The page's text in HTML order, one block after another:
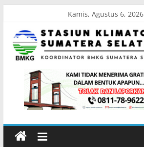
content
Kamis, Agustus 6, 2026
Stasiun
Klimatologi
Sumatera